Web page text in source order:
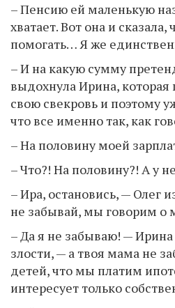
– Пенсию ей маленькую
хватает. Вот она и
помогать… Я же
– И на какую сумму
выдохнула Ирина, которая
свою свекровь и поэтому
что все именно так, как
– На половину моей
– Что?! На половину?! А у
– Ира, остановись, — Олег
не забывай, мы говорим о
– Да я не забываю! — Ирина
злости, — а твоя мама не
детей, что мы платим
интересует только